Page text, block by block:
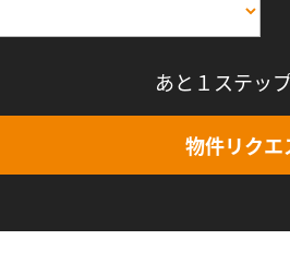
あと１ステッ
物件リクエ